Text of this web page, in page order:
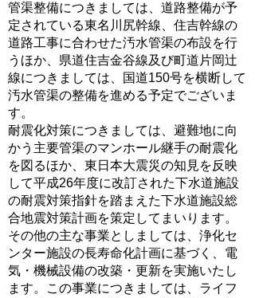
管渠整備につきましては、道路整備が予
定されている東名川尻幹線、住吉幹線の
道路工事に合わせた汚水管渠の布設を行
うほか、県道住吉金谷線及び町道片岡辻
線につきましては、国道150号を横断して
汚水管渠の整備を進める予定でございま
す。
耐震化対策につきましては、避難地に向
かう主要管渠のマンホール継手の耐震化
を図るほか、東日本大震災の知見を反映
して平成26年度に改訂された下水道施設
の耐震対策指針を踏まえた下水道施設総
合地震対策計画を策定してまいります。
その他の主な事業としましては、浄化セ
ンター施設の長寿命化計画に基づく、電
気・機械設備の改築・更新を実施いたし
ます。この事業につきましては、ライフ